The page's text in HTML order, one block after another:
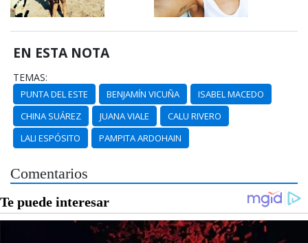
EN ESTA NOTA
TEMAS:
PUNTA DEL ESTE BENJAMÍN VICUÑA
ISABEL MACEDO
CHINA SUÁREZ
JUANA VIALE
CALU RIVERO
LALI ESPÓSITO
PAMPITA ARDOHAIN
Comentarios